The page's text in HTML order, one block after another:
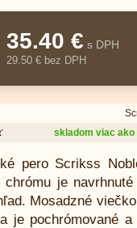
35.40 € s DPH
29.50 € bez DPH
skladom viac ako
pero Scrikss
chrómu je
Mosadzné
je pochrómované